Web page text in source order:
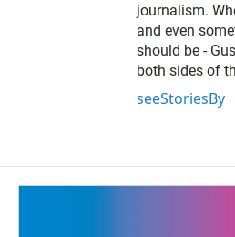
journalism.
and even
should be -
both sides of
seeStoriesBy